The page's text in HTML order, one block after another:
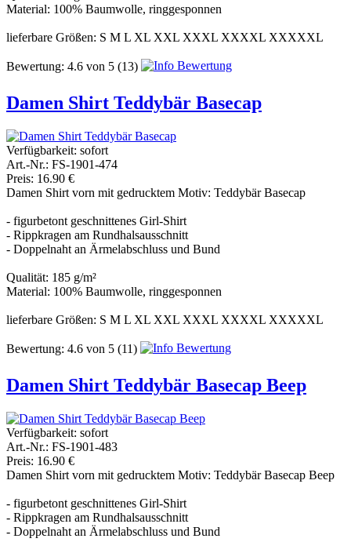
Material: 100% Baumwolle, ringgesponnen
lieferbare Größen: S M L XL XXL XXXL XXXXL XXXXXL
Bewertung: 4.6 von 5 (13)
Damen Shirt Teddybär Basecap
Verfügbarkeit: sofort
Art.-Nr.: FS-1901-474
Preis: 16.90 €
Damen Shirt vorn mit gedrucktem Motiv: Teddybär Basecap
- figurbetont geschnittenes Girl-Shirt
- Rippkragen am Rundhalsausschnitt
- Doppelnaht an Ärmelabschluss und Bund
Qualität: 185 g/m²
Material: 100% Baumwolle, ringgesponnen
lieferbare Größen: S M L XL XXL XXXL XXXXL XXXXXL
Bewertung: 4.6 von 5 (11)
Damen Shirt Teddybär Basecap Beep
Verfügbarkeit: sofort
Art.-Nr.: FS-1901-483
Preis: 16.90 €
Damen Shirt vorn mit gedrucktem Motiv: Teddybär Basecap Beep
- figurbetont geschnittenes Girl-Shirt
- Rippkragen am Rundhalsausschnitt
- Doppelnaht an Ärmelabschluss und Bund